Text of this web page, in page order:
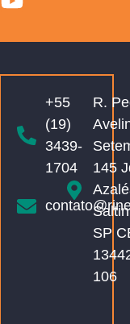
+55
(19)
3439-
1704
R.
145
SP
106